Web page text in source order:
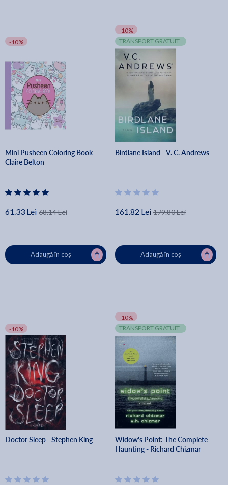
-10%
Mini Pusheen Coloring Book -
Claire Belton
61.33 Lei 68.14 Lei
Adaugă în coș
-10%
TRANSPORT GRATUIT
Birdlane Island - V. C. Andrews
161.82 Lei 179.80 Lei
Adaugă în coș
-10%
Doctor Sleep - Stephen King
-10%
TRANSPORT GRATUIT
Widow's Point: The Complete
Haunting - Richard Chizmar